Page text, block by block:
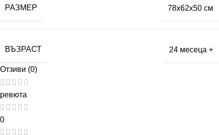
РАЗМЕР 78x62x50 см
ВЪЗРАСТ 24 месеца +
Отзиви (0)
ревюта
0